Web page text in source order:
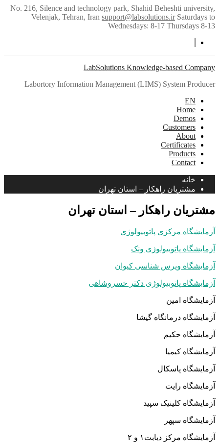
Skip
to
content
No. 216, Silence and technology park, Shahid Beheshti university,
Velenjak, Tehran, Iran support@labsolutions.ir Saturdays to
Wednesdays: 8-17 Thursdays 8-13
LabSolutions Knowledge-based Company
Labortory Information Management (LIMS) System Producer
EN
Home
Demos
Customers
About
Certificates
Products
Contact
خانه
مشتریان راهکار – استان تهران
مشتریان راهکار – استان تهران
آزمایشگاه مرکزی پاتوبیولوژی
آزمایشگاه پاتوبیولوژی ونک
آزمایشگاه ویرس شناسی کیوان
آزمایشگاه پاتوبیولوژی دکتر خسروشاهی
آزمایشگاه امین
آزمایشگاه درمانگاه گیشا
آزمایشگاه حکیم
آزمایشگاه کیمیا
آزمایشگاه پاسکال
آزمایشگاه رایت
آزمایشگاه کلینیک سپید
آزمایشگاه سپهر
آزمایشگاه مرکز دیابت۱ و ۲